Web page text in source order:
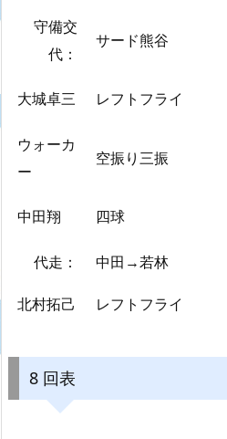
守備交
代：
サード熊谷
大城卓三 レフトフライ
ウォーカ
ー
空振り三振
中田翔 四球
代走： 中田→若林
北村拓己 レフトフライ
8 回表